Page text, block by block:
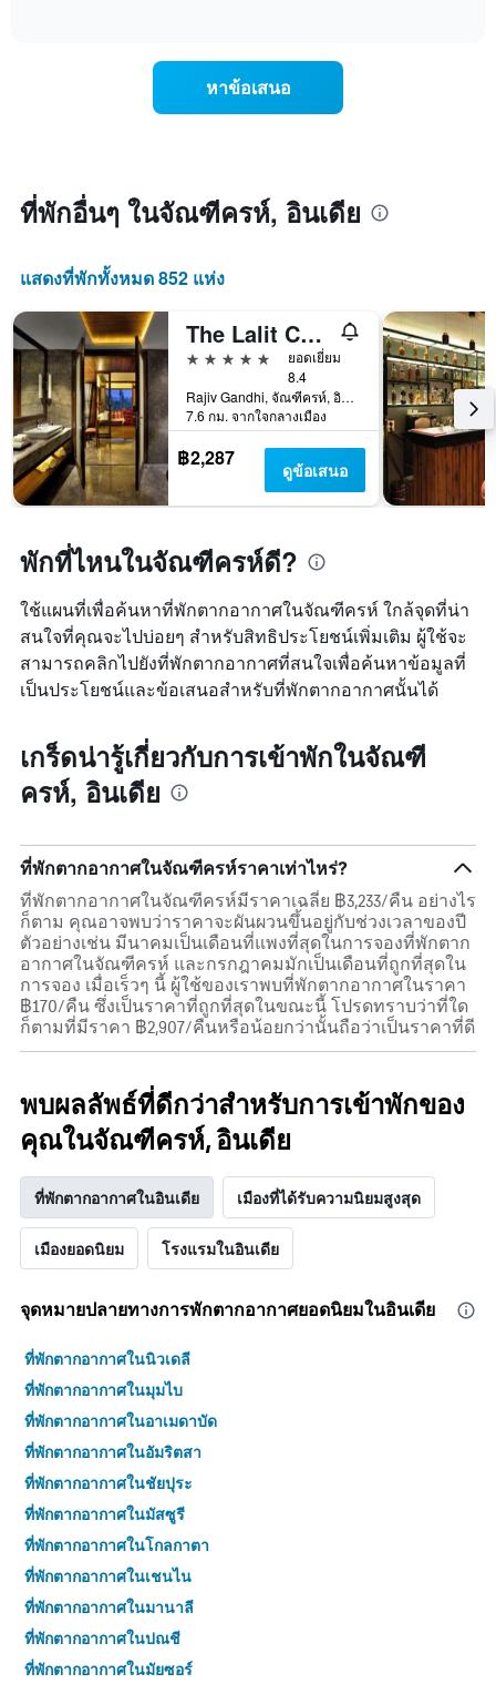
แต่ละ
วัน
สัปดาห์
แผนภูมิ
X
1
แกน
แสดง
วัน
ของ
สัปดาห์
แผนภูมิ
Y
1
แกน
แแส
ดง
ราคา
เฉลี่ย
พัก
หาข้อเสนอ
ที่พักอื่นๆ ในจัณฑีครห์, อินเดีย
แสดงที่พักทั้งหมด 852 แห่ง
The Lalit Chandigarh
5 ดาว
ยอดเยี่ยม
8.4
Rajiv Gandhi, จัณฑีครห์, อินเดีย
7.6 กม. จากใจกลางเมือง
฿2,287 ดูข้อเสนอ
พักที่ไหนในจัณฑีครห์ดี?
ใช้แผนที่เพื่อค้นหาที่พักตากอากาศในจัณฑีครห์ ใกล้จุดที่น่า
สนใจที่คุณจะไปบ่อยๆ สำหรับสิทธิประโยชน์เพิ่มเติม ผู้ใช้จะ
สามารถคลิกไปยังที่พักตากอากาศที่สนใจเพื่อค้นหาข้อมูลที่
เป็นประโยชน์และข้อเสนอสำหรับที่พักตากอากาศนั้นได้
เกร็ดน่ารู้เกี่ยวกับการเข้าพักในจัณฑี
ครห์, อินเดีย
ที่พักตากอากาศในจัณฑีครห์ราคาเท่าไหร่?
ที่พักตากอากาศในจัณฑีครห์มีราคาเฉลี่ย ฿3,233/คืน อย่างไร
ก็ตาม คุณอาจพบว่าราคาจะผันผวนขึ้นอยู่กับช่วงเวลาของปี
ตัวอย่างเช่น มีนาคมเป็นเดือนที่แพงที่สุดในการจองที่พักตาก
อากาศในจัณฑีครห์ และกรกฎาคมมักเป็นเดือนที่ถูกที่สุดใน
การจอง เมื่อเร็วๆ นี้ ผู้ใช้ของเราพบที่พักตากอากาศในราคา
฿170/คืน ซึ่งเป็นราคาที่ถูกที่สุดในขณะนี้ โปรดทราบว่าที่ใด
ก็ตามที่มีราคา ฿2,907/คืนหรือน้อยกว่านั้นถือว่าเป็นราคาที่ดี
พบผลลัพธ์ที่ดีกว่าสำหรับการเข้าพักของ
คุณในจัณฑีครห์, อินเดีย
ที่พักตากอากาศในอินเดีย เมืองที่ได้รับความนิยมสูงสุด
เมืองยอดนิยม โรงแรมในอินเดีย
จุดหมายปลายทางการพักตากอากาศยอดนิยมในอินเดีย
ที่พักตากอากาศในนิวเดลี
ที่พักตากอากาศในมุมไบ
ที่พักตากอากาศในอาเมดาบัด
ที่พักตากอากาศในอัมริตสา
ที่พักตากอากาศในชัยปุระ
ที่พักตากอากาศในมัสซูรี
ที่พักตากอากาศในโกลกาตา
ที่พักตากอากาศในเชนไน
ที่พักตากอากาศในมานาลี
ที่พักตากอากาศในปณชี
ที่พักตากอากาศในมัยซอร์